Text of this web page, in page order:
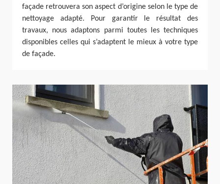
façade retrouvera son aspect d’origine selon le type de
nettoyage adapté. Pour garantir le résultat des
travaux, nous adaptons parmi toutes les techniques
disponibles celles qui s’adaptent le mieux à votre type
de façade.